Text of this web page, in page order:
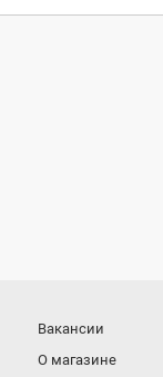
Вакансии
О магазине